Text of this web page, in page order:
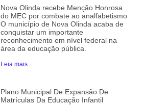
Nova Olinda recebe Menção Honrosa
do MEC por combate ao analfabetismo
O município de Nova Olinda acaba de
conquistar um importante
reconhecimento em nível federal na
área da educação pública.
Leia mais . . .
Plano Municipal De Expansão De
Matrículas Da Educação Infantil